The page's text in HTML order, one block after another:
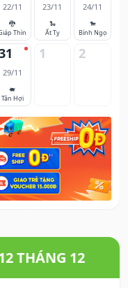
22/11
🐉
Thìn
23/11
🐍
Ất Tỵ
24/11
🐎
Bính Ngọ
29/11
🐖
Tân Hợi
1 2
THÁNG 12